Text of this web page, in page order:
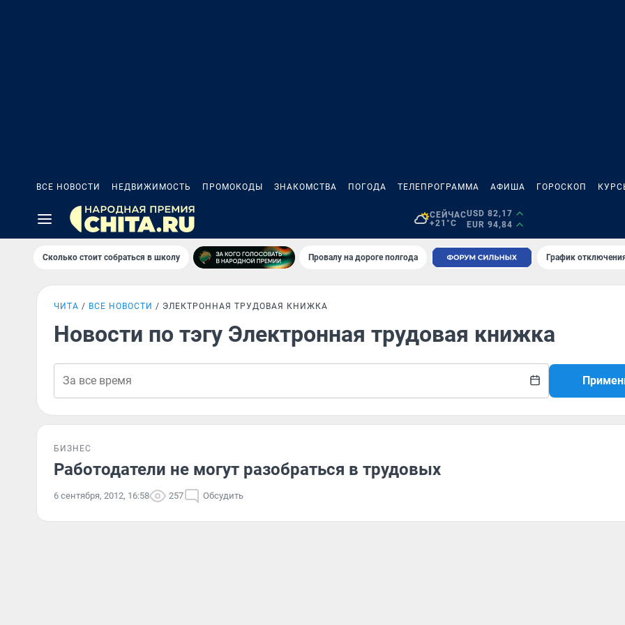
ВСЕ НОВОСТИ НЕДВИЖИМОСТЬ ПРОМОКОДЫ ЗНАКОМСТВА ПОГОДА ТЕЛЕПРОГРАММА АФИША ГОРОСКОП
СЕЙЧАС
+21°C
USD 82,17
EUR 94,84
Сколько стоит собраться в школу Провалу на дороге полгода График
ЧИТА ВСЕ НОВОСТИ ЭЛЕКТРОННАЯ ТРУДОВАЯ КНИЖКА
Новости по тэгу Электронная трудовая книжка
БИЗНЕС
Работодатели не могут разобраться в трудовых
6 сентября, 2012, 16:58 257 Обсудить